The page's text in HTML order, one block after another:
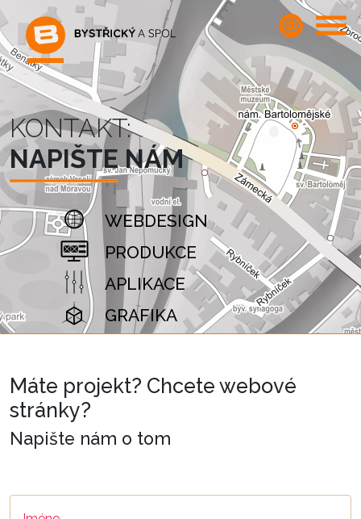
KONTAKT:
NAPIŠTE NÁM
WEBDESIGN
PRODUKCE
APLIKACE
GRAFIKA
Máte projekt? Chcete webové
stránky?
Napište nám o tom